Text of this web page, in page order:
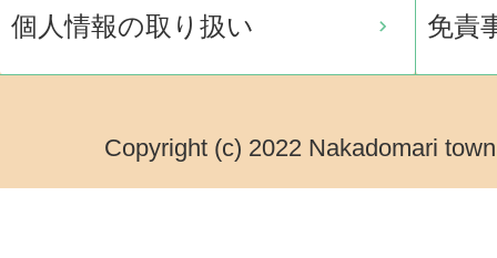
個人情報の取り扱い 免責
Copyright (c) 2022 Nakadomari